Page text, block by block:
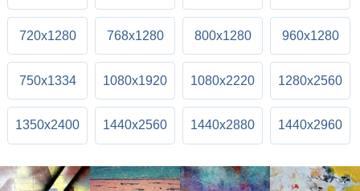
720x1280 768x1280 800x1280 960x1280
750x1334 1080x1920 1080x2220 1280x2560
1350x2400 1440x2560 1440x2880 1440x2960